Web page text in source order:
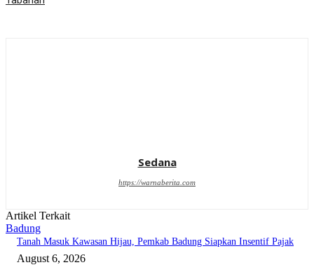
Sedana
https://warnaberita.com
Artikel Terkait
Badung
Tanah Masuk Kawasan Hijau, Pemkab Badung Siapkan Insentif Pajak
August 6, 2026